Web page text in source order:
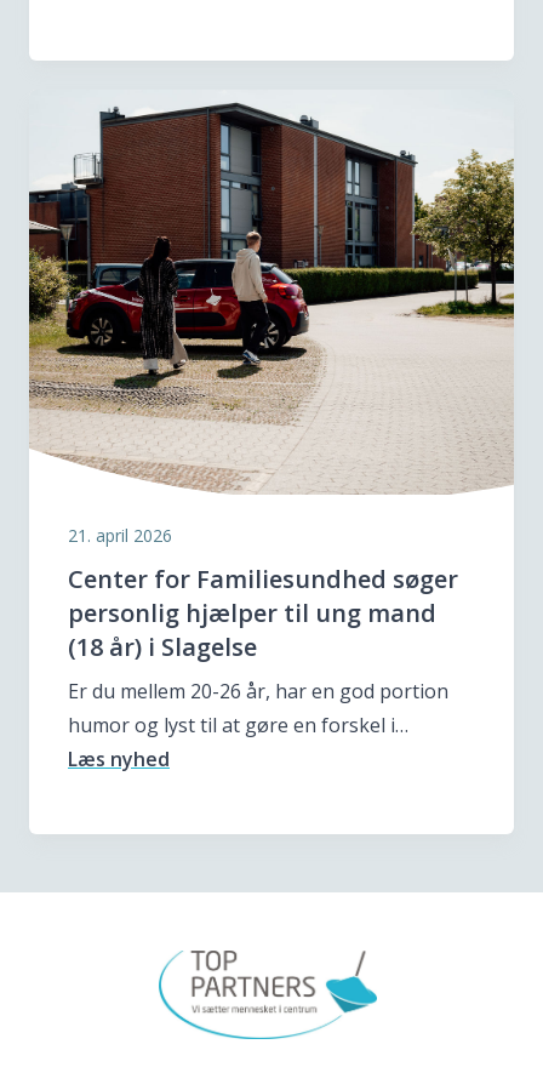
21. april 2026
Center for Familiesundhed søger
personlig hjælper til ung mand
(18 år) i Slagelse
Er du mellem 20-26 år, har en god portion
humor og lyst til at gøre en forskel i…
Læs nyhed